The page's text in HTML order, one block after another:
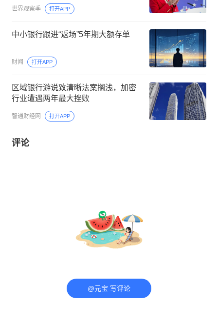
世界观察季 打开APP
中小银行跟进“返场”5年期大额存单
财闻 打开APP
区域银行游说致清晰法案搁浅，加密
行业遭遇两年最大挫败
智通财经网 打开APP
评论
@元宝 写评论